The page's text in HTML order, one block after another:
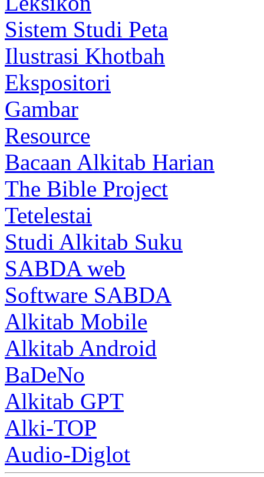
Sistem Studi Peta
Ilustrasi Khotbah
Ekspositori
Gambar
Resource
Bacaan Alkitab Harian
The Bible Project
Tetelestai
Studi Alkitab Suku
SABDA web
Software SABDA
Alkitab Mobile
Alkitab Android
BaDeNo
Alkitab GPT
Alki-TOP
Audio-Diglot